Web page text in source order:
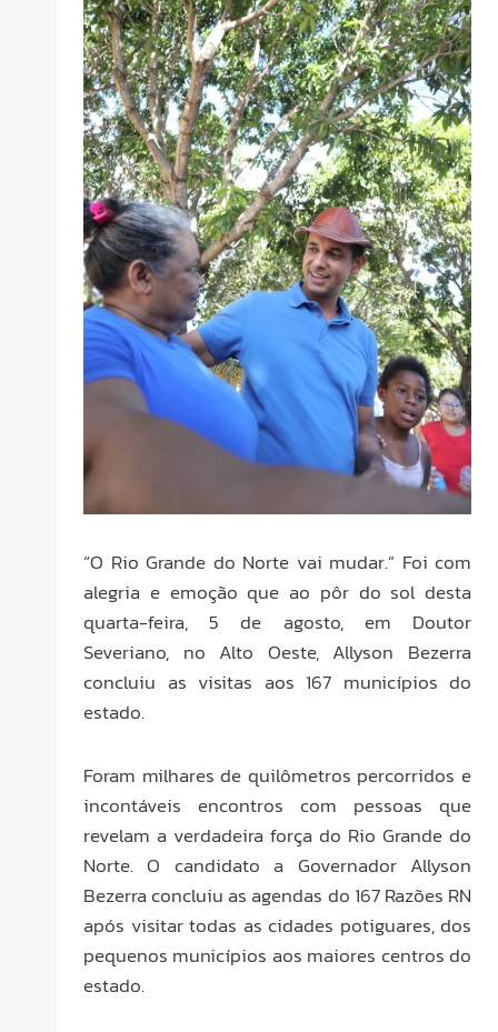
“O Rio Grande do Norte vai mudar.” Foi com
alegria e emoção que ao pôr do sol desta
quarta-feira, 5 de agosto, em Doutor
Severiano, no Alto Oeste, Allyson Bezerra
concluiu as visitas aos 167 municípios do
estado.
Foram milhares de quilômetros percorridos e
incontáveis encontros com pessoas que
revelam a verdadeira força do Rio Grande do
Norte. O candidato a Governador Allyson
Bezerra concluiu as agendas do 167 Razões RN
após visitar todas as cidades potiguares, dos
pequenos municípios aos maiores centros do
estado.